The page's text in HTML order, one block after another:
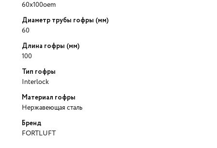
60x100oem
Диаметр трубы гофры (мм)
60
Длина гофры (мм)
100
Тип гофры
Interlock
Материал гофры
Нержавеющая сталь
Бренд
FORTLUFT